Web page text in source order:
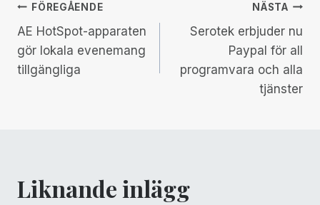
Inläggsnavigering
FÖREGÅENDE
AE HotSpot-apparaten
gör lokala evenemang
tillgängliga
NÄSTA
Serotek erbjuder nu
Paypal för all
programvara och alla
tjänster
Liknande inlägg